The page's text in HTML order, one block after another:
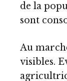
de la
sont
Au
visibles.